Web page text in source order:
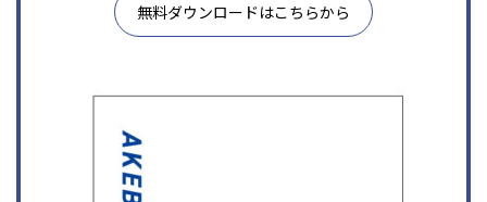
無料ダウンロードはこちらから